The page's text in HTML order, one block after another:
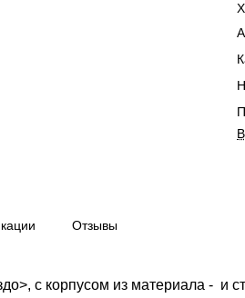
Отзывы
с корпусом из материала -